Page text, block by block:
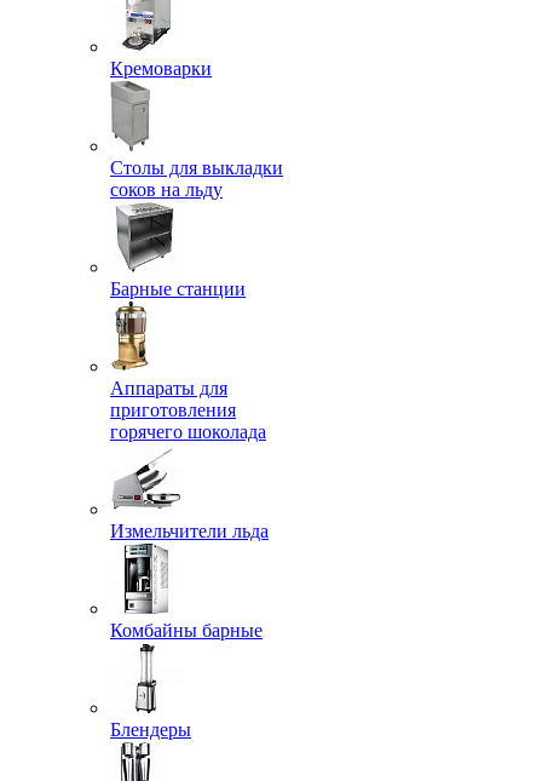
Кремоварки
Столы для выкладки
соков на льду
Барные станции
Аппараты для
приготовления
горячего шоколада
Измельчители льда
Комбайны барные
Блендеры